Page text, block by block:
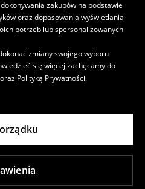
zakupów na podstawie
oraz dopasowania wyświetlania
potrzeb lub spersonalizowanych
zmiany swojego wyboru
się więcej zachęcamy do
oraz Polityką Prywatności.